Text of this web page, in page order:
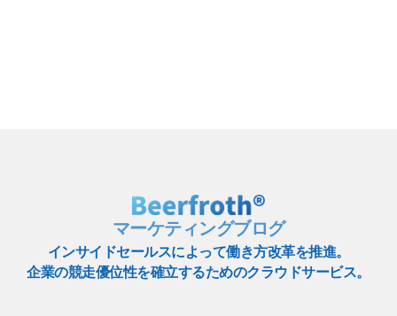
マーケティングブログ
インサイドセールスによって働き方改革を推進。
企業の競走優位性を確立するためのクラウドサービス。